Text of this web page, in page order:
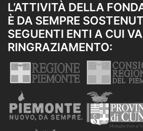
L’ATTIVITÀ DELLA
È DA SEMPRE
SEGUENTI ENTI A CUI
RINGRAZIAMENTO: